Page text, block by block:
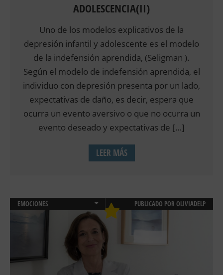
ADOLESCENCIA(II)
Uno de los modelos explicativos de la
depresión infantil y adolescente es el modelo
de la indefensión aprendida, (Seligman ).
Según el modelo de indefensión aprendida, el
individuo con depresión presenta por un lado,
expectativas de daño, es decir, espera que
ocurra un evento aversivo o que no ocurra un
evento deseado y expectativas de […]
LEER MÁS
EMOCIONES
PSICOLOGIA INFANTIL Y JUVENIL
PUBLICADO POR OLIVIADELP